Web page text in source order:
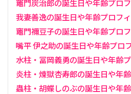
竈門炭治郎の誕生日や年齢プロ
我妻善逸の誕生日や年齢プロフ
竈門禰󠄀豆子の誕生日や年齢プロ
嘴平 伊之助の誕生日や年齢プロ
水柱・冨岡義勇の誕生日や年齢
炎柱・煉獄杏寿郎の誕生日や年
蟲柱・胡蝶しのぶの誕生日や年